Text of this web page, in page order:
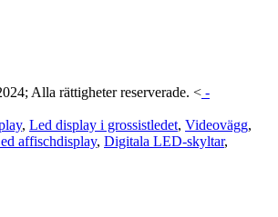
Alla rättigheter reserverade. < -
, Led display i grossistledet, Videovägg,
affischdisplay, Digitala LED-skyltar,